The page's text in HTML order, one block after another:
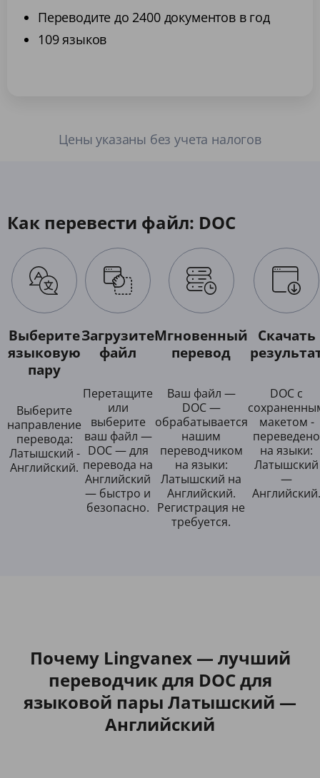
Переводите до 2400 документов в год
109 языков
Цены указаны без учета налогов
Как перевести файл: DOC
Выберите
языковую
пару
Выберите
направление
перевода:
Латышский -
Английский.
Загрузите
файл
Перетащите
или
выберите
ваш файл —
DOC — для
перевода на
Английский
— быстро и
безопасно.
Мгновенный
перевод
Ваш файл —
DOC —
обрабатывается
нашим
переводчиком
на языки:
Латышский на
Английский.
Регистрация не
требуется.
Скачать
DOC с
макетом -
переведено
на языки:
Латышский
—
Английский.
Почему Lingvanex — лучший
переводчик для DOC для
языковой пары Латышский —
Английский